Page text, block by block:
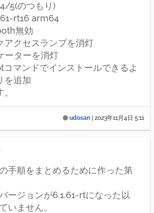
5(のつもり)
rt16 arm64
無効
アクセスランプを消灯
ーターを消灯
マンドでインストールできるよ
を追加
udosan 2023年11月4日 5:11
手順をまとめるために作った第
ージョンが6.1.61-rtになった以
いません。